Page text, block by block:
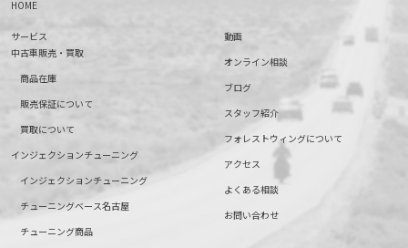
HOME
サービス
中古車販売・買取
商品在庫
販売保証について
買取について
インジェクションチューニング
インジェクションチューニング
チューニングベース名古屋
チューニング商品
動画
オンライン相談
ブログ
スタッフ紹介
フォレストウィングについて
アクセス
よくある相談
お問い合わせ